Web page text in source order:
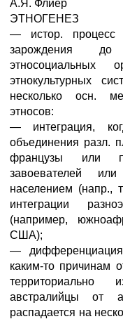
А.Я. Флиер
ЭТНОГЕНЕЗ
— истор. процесс
зарождения до
этносоциальных
этнокультурных
несколько осн.
этносов:
— интеграция,
объединения разл.
французы или
завоевателей
населением (напр.,
интеграции
(например,
США);
—
каким-то причинам
территориально
австралийцы от
распадается на